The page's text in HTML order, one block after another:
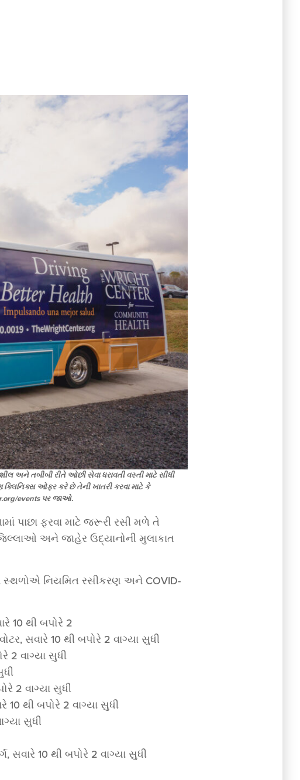
અને તબીબી રીતે ઓછી સેવા ધરાવતી વસ્તી માટે સીધી
ઓફર કરે છે તેની ખાતરી કરવા માટે કે
events પર જાઓ.
પાછા ફરવા માટે જરૂરી રસી મળે તે
અને જાહેર ઉદ્યાનોની મુલાકાત
સ્થળોએ નિયમિત રસીકરણ અને COVID-
10 થી બપોરે 2
સવારે 10 થી બપોરે 2 વાગ્યા સુધી
2 વાગ્યા સુધી
2 વાગ્યા સુધી
10 થી બપોરે 2 વાગ્યા સુધી
સુધી
સવારે 10 થી બપોરે 2 વાગ્યા સુધી